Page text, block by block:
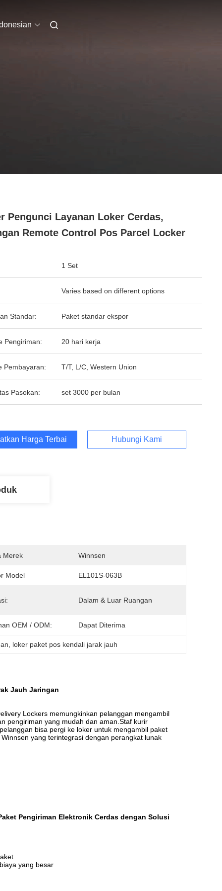
Pengunci Layanan Loker Cerdas,
Remote Control Pos Parcel Locker
1 Set
Varies based on different options
Standar: Paket standar ekspor
Pengiriman: 20 hari kerja
Pembayaran: T/T, L/C, Western Union
Pasokan: set 3000 per bulan
Harga Terbaik Hubungi Kami
Merek Winnsen
Model EL101S-063B
Dalam & Luar Ruangan
OEM / ODM: Dapat Diterima
loker paket pos kendali jarak jauh
Jauh Jaringan
Lockers memungkinkan pelanggan mengambil
pengiriman yang mudah dan aman.Staf kurir
bisa pergi ke loker untuk mengambil paket
yang terintegrasi dengan perangkat lunak
Pengiriman Elektronik Cerdas dengan Solusi
yang besar